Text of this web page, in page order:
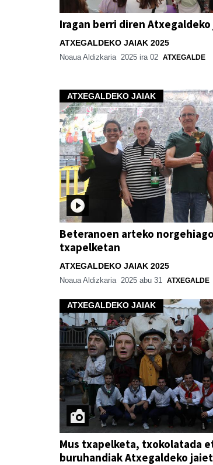
Iragan berri diren
ATXEGALDEKO JAIAK 2025
Noaua Aldizkaria 2025 ira 02 ATXEGALDE
ATXEGALDEKO JAIAK
Beteranoen arteko
txapelketan
ATXEGALDEKO JAIAK 2025
Noaua Aldizkaria 2025 abu 31 ATXEGALDE
ATXEGALDEKO JAIAK
Mus txapelketa, txokolatada
buruhandiak Atxegaldeko